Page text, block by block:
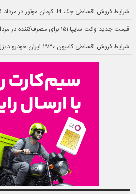
شرایط فروش اقساطی جک J4 کرمان موتور در مرداد 1405
قیمت جدید وانت سایپا ۱۵۱ برای مصرف‌کننده در مرداد ۱۴۰۵ اعلام شد
شرایط فروش اقساطی کامیون ۱۹۳۰ ایران خودرو دیزل در مرداد ۱۴۰۵